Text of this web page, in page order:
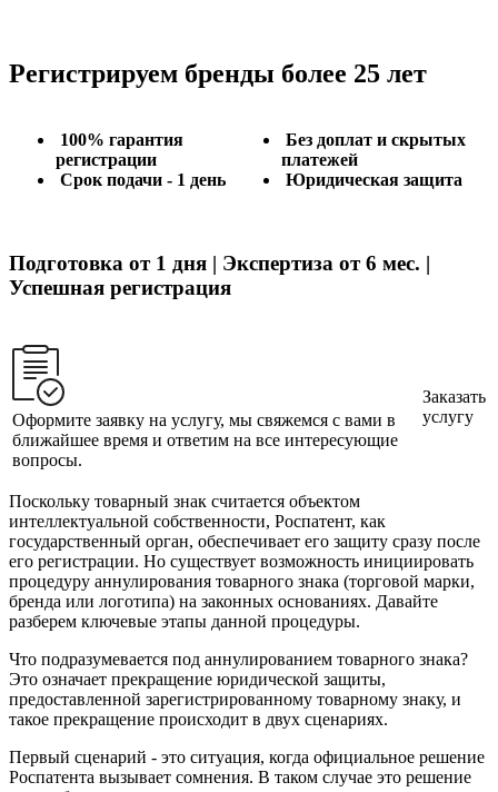
Регистрируем бренды более 25 лет
100% гарантия
регистрации
Срок подачи - 1 день
Без доплат и скрытых
платежей
Юридическая защита
Подготовка от 1 дня | Экспертиза от 6 мес. |
Успешная регистрация
Оформите заявку на услугу, мы свяжемся с вами в
ближайшее время и ответим на все интересующие
вопросы.
Заказать
услугу
Поскольку товарный знак считается объектом
интеллектуальной собственности, Роспатент, как
государственный орган, обеспечивает его защиту сразу после
его регистрации. Но существует возможность инициировать
процедуру аннулирования товарного знака (торговой марки,
бренда или логотипа) на законных основаниях. Давайте
разберем ключевые этапы данной процедуры.
Что подразумевается под аннулированием товарного знака?
Это означает прекращение юридической защиты,
предоставленной зарегистрированному товарному знаку, и
такое прекращение происходит в двух сценариях.
Первый сценарий - это ситуация, когда официальное решение
Роспатента вызывает сомнения. В таком случае это решение